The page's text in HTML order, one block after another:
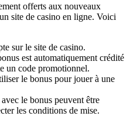
offerts aux nouveaux
site de casino en ligne. Voici
sur le site de casino.
est automatiquement crédité
un code promotionnel.
le bonus pour jouer à une
le bonus peuvent être
les conditions de mise.